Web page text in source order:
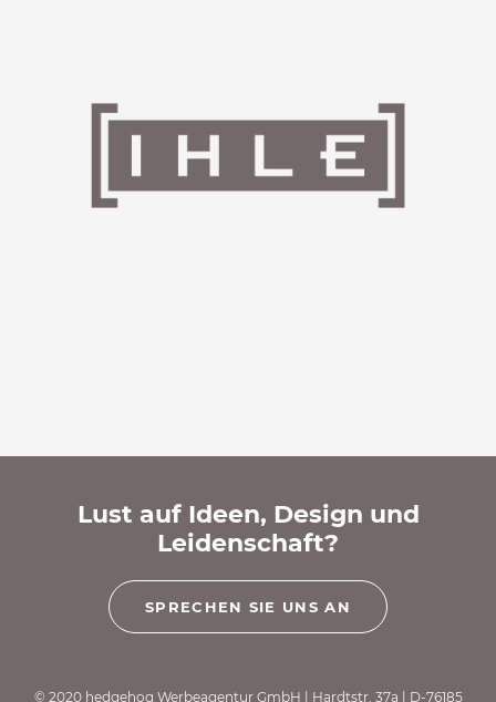
Lust auf Ideen, Design und
Leidenschaft?
SPRECHEN SIE UNS AN
© 2020 hedgehog Werbeagentur GmbH | Hardtstr. 37a | D-76185